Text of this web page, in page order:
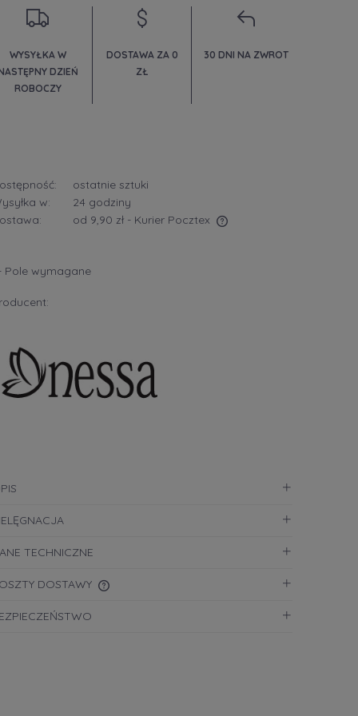
WYSYŁKA W
DZIEŃ
ROBOCZY
DOSTAWA ZA 0
ZŁ
30 DNI NA ZWROT
ostatnie sztuki
w:
24 godziny
od 9,90 zł - Kurier Pocztex
płatności
Pole wymagane
TECHNICZNE
DOSTAWY
CENA NIE ZAWIERA EWENTUALNYCH